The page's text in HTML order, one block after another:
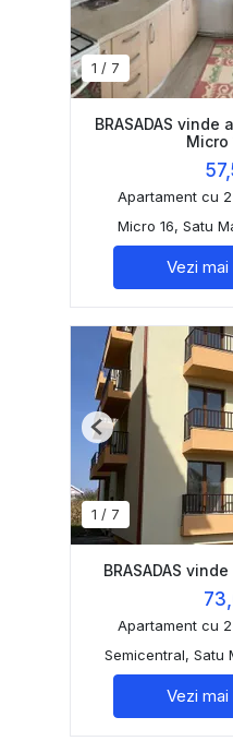
1 / 7
BRASADAS
Micro
Apartament cu
Micro 16, Satu
Vezi
1 / 7
Previous
BRASADAS
Apartament cu
Semicentral, Satu
Vezi